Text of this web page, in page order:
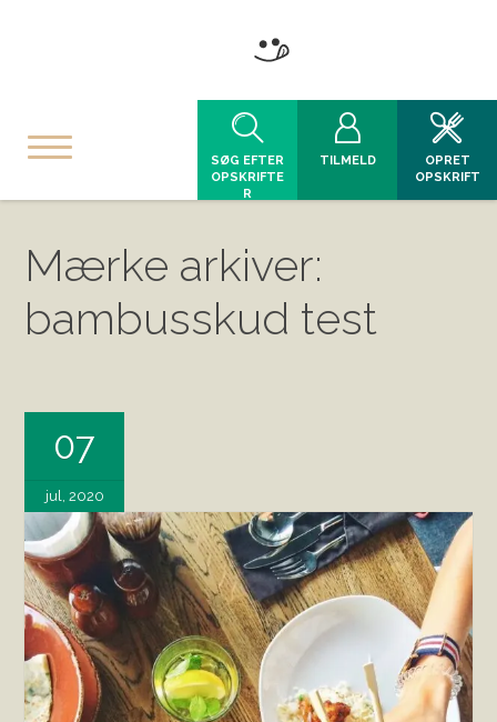
SØG EFTER
OPSKRIFTE
R
TILMELD
OPRET
OPSKRIFT
Mærke arkiver:
bambusskud test
07
jul, 2020